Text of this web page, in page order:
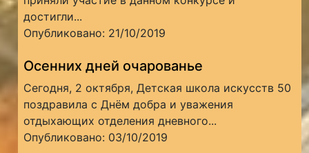
достигли...
Опубликовано: 21/10/2019
Осенних дней очарованье
Сегодня, 2 октября, Детская школа искусств 50
поздравила с Днём добра и уважения
отдыхающих отделения дневного...
Опубликовано: 03/10/2019